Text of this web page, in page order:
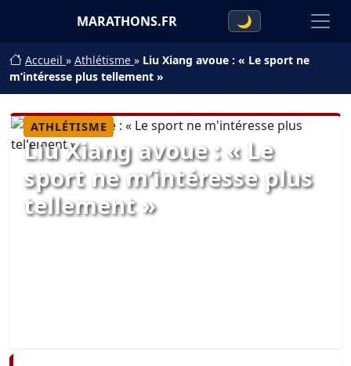
MARATHONS.FR 🌙
Accueil » Athlétisme » Liu Xiang avoue : « Le sport ne
m’intéresse plus tellement »
ATHLÉTISME
Liu Xiang avoue : « Le
sport ne m’intéresse plus
tellement »